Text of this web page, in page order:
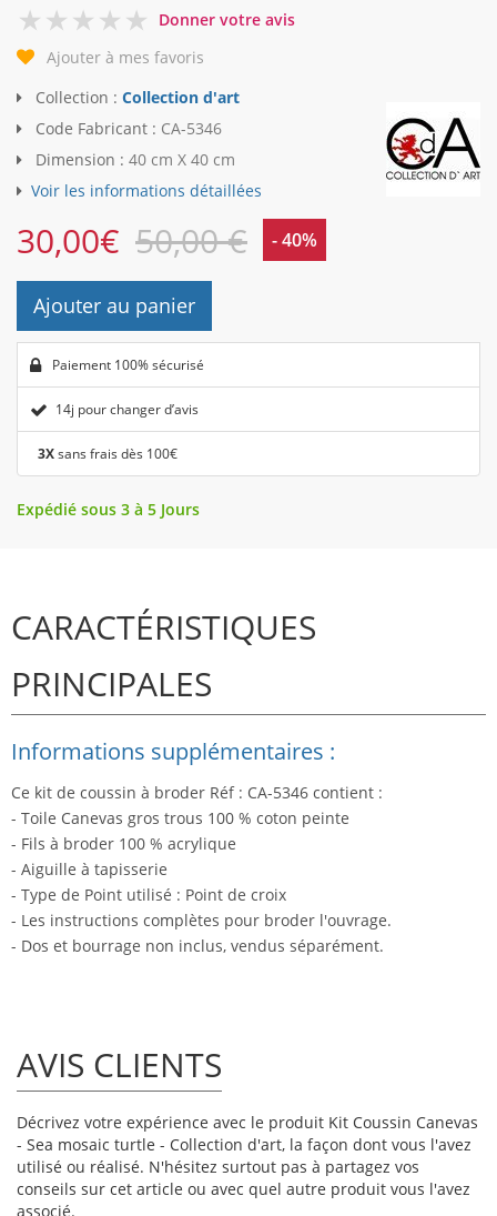
0
Donner votre avis
Ajouter à mes favoris
Collection : Collection d'art
Code Fabricant : CA-5346
Dimension : 40 cm X 40 cm
Voir les informations détaillées
30,00€ 50,00 € - 40%
Ajouter au panier
Paiement 100% sécurisé
14j pour changer d’avis
3Xsans frais dès 100€
Expédié sous 3 à 5 Jours
CARACTÉRISTIQUES
PRINCIPALES
Informations supplémentaires :
Ce kit de coussin à broder Réf : CA-5346 contient :
- Toile Canevas gros trous 100 % coton peinte
- Fils à broder 100 % acrylique
- Aiguille à tapisserie
- Type de Point utilisé : Point de croix
- Les instructions complètes pour broder l'ouvrage.
- Dos et bourrage non inclus, vendus séparément.
AVIS CLIENTS
Décrivez votre expérience avec le produit Kit Coussin Canevas
- Sea mosaic turtle - Collection d'art, la façon dont vous l'avez
utilisé ou réalisé. N'hésitez surtout pas à partagez vos
conseils sur cet article ou avec quel autre produit vous l'avez
associé.